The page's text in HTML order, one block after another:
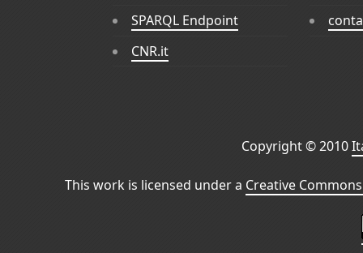
SPARQL Endpoint
CNR.it
Copyright © 2010
This work is licensed under a Creative